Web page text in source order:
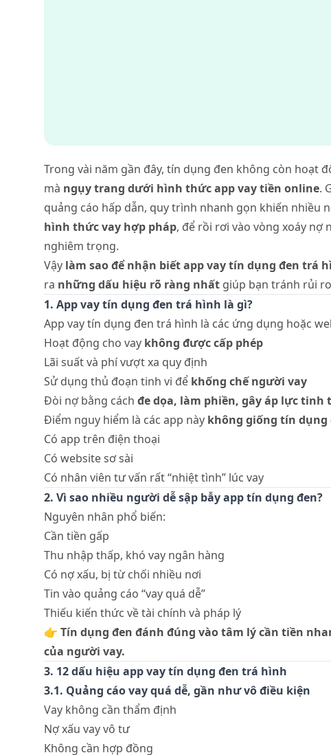
Trong vài năm gần đây, tín dụng đen không còn hoạt
mà ngụy trang dưới hình thức app vay tiền online.
quảng cáo hấp dẫn, quy trình nhanh gọn khiến nhiều
hình thức vay hợp pháp, để rồi rơi vào vòng xoáy nợ
nghiêm trọng.
Vậy làm sao để nhận biết app vay tín dụng đen trá
ra những dấu hiệu rõ ràng nhất giúp bạn tránh rủi ro
1. App vay tín dụng đen trá hình là gì?
App vay tín dụng đen trá hình là các ứng dụng hoặc
Hoạt động cho vay không được cấp phép
Lãi suất và phí vượt xa quy định
Sử dụng thủ đoạn tinh vi để khống chế người vay
Đòi nợ bằng cách đe dọa, làm phiền, gây áp lực tinh
Điểm nguy hiểm là các app này không giống tín
Có app trên điện thoại
Có website sơ sài
Có nhân viên tư vấn rất “nhiệt tình” lúc vay
2. Vì sao nhiều người dễ sập bẫy app tín dụng đen?
Nguyên nhân phổ biến:
Cần tiền gấp
Thu nhập thấp, khó vay ngân hàng
Có nợ xấu, bị từ chối nhiều nơi
Tin vào quảng cáo “vay quá dễ”
Thiếu kiến thức về tài chính và pháp lý
👉 Tín dụng đen đánh đúng vào tâm lý cần tiền
của người vay.
3. 12 dấu hiệu app vay tín dụng đen trá hình
3.1. Quảng cáo vay quá dễ, gần như vô điều kiện
Vay không cần thẩm định
Nợ xấu vay vô tư
Không cần hợp đồng